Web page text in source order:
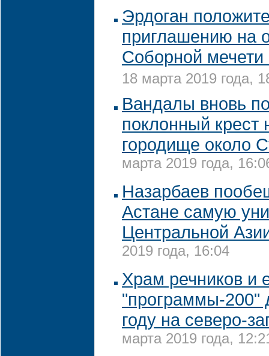
Эрдоган
приглашению на
Соборной
18 марта 2019 года,
Вандалы вновь
поклонный крест
городище около
марта 2019 года,
Назарбаев
Астане самую
Центральной
2019 года, 16:04
Храм речников и
"программы-200"
году на северо-
марта 2019 года,